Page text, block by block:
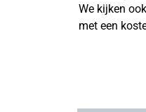
We kijken
met een